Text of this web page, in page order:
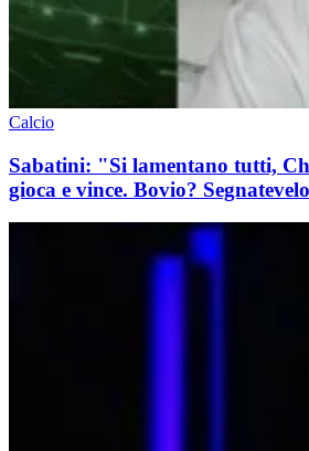
Calcio
Sabatini: "Si lamentano tutti,
gioca e vince. Bovio?